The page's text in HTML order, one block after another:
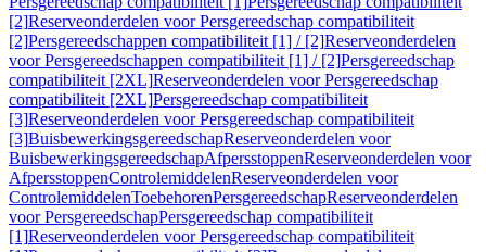
[2]Reserveonderdelen voor Persgereedschap compatibiliteit
[2]Persgereedschappen compatibiliteit [1] / [2]Reserveonderdelen
voor Persgereedschappen compatibiliteit [1] / [2]Persgereedschap
compatibiliteit [2XL]Reserveonderdelen voor Persgereedschap
compatibiliteit [2XL]Persgereedschap compatibiliteit
[3]Reserveonderdelen voor Persgereedschap compatibiliteit
[3]BuisbewerkingsgereedschapReserveonderdelen voor
BuisbewerkingsgereedschapAfpersstoppenReserveonderdelen voor
AfpersstoppenControlemiddelenReserveonderdelen voor
ControlemiddelenToebehorenPersgereedschapReserveonderdelen
voor PersgereedschapPersgereedschap compatibiliteit
[1]Reserveonderdelen voor Persgereedschap compatibiliteit